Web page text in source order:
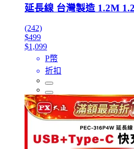
延長線 台灣製造 1.2M
(242)
$499
$1,099
P幣
折扣